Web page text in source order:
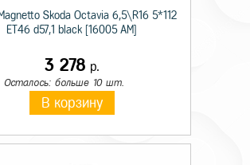
Skoda Octavia 6,5\R16 5*112
ET46 d57,1 black [16005 AM]
3 278 р.
Осталось: больше 10 шт.
В корзину